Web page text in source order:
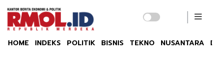
HOME INDEKS POLITIK BISNIS TEKNO NUSANTARA